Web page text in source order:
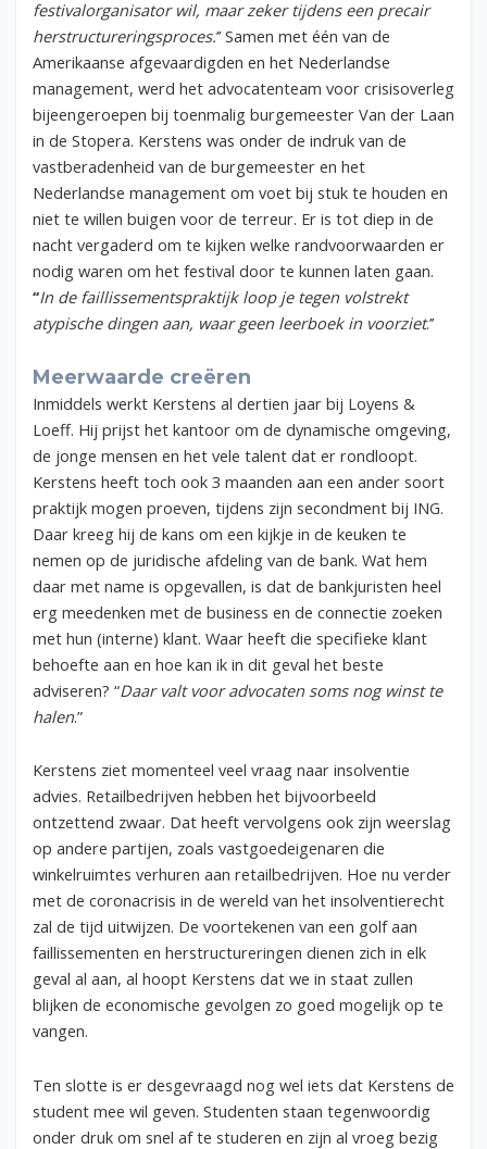
festivalorganisator wil, maar zeker tijdens een precair
herstructureringsproces.’’ Samen met één van de
Amerikaanse afgevaardigden en het Nederlandse
management, werd het advocatenteam voor crisisoverleg
bijeengeroepen bij toenmalig burgemeester Van der Laan
in de Stopera. Kerstens was onder de indruk van de
vastberadenheid van de burgemeester en het
Nederlandse management om voet bij stuk te houden en
niet te willen buigen voor de terreur. Er is tot diep in de
nacht vergaderd om te kijken welke randvoorwaarden er
nodig waren om het festival door te kunnen laten gaan.
‘‘In de faillissementspraktijk loop je tegen volstrekt
atypische dingen aan, waar geen leerboek in voorziet.’’
Meerwaarde creëren
Inmiddels werkt Kerstens al dertien jaar bij Loyens &
Loeff. Hij prijst het kantoor om de dynamische omgeving,
de jonge mensen en het vele talent dat er rondloopt.
Kerstens heeft toch ook 3 maanden aan een ander soort
praktijk mogen proeven, tijdens zijn secondment bij ING.
Daar kreeg hij de kans om een kijkje in de keuken te
nemen op de juridische afdeling van de bank. Wat hem
daar met name is opgevallen, is dat de bankjuristen heel
erg meedenken met de business en de connectie zoeken
met hun (interne) klant. Waar heeft die specifieke klant
behoefte aan en hoe kan ik in dit geval het beste
adviseren? “Daar valt voor advocaten soms nog winst te
halen.”
Kerstens ziet momenteel veel vraag naar insolventie
advies. Retailbedrijven hebben het bijvoorbeeld
ontzettend zwaar. Dat heeft vervolgens ook zijn weerslag
op andere partijen, zoals vastgoedeigenaren die
winkelruimtes verhuren aan retailbedrijven. Hoe nu verder
met de coronacrisis in de wereld van het insolventierecht
zal de tijd uitwijzen. De voortekenen van een golf aan
faillissementen en herstructureringen dienen zich in elk
geval al aan, al hoopt Kerstens dat we in staat zullen
blijken de economische gevolgen zo goed mogelijk op te
vangen.
Ten slotte is er desgevraagd nog wel iets dat Kerstens de
student mee wil geven. Studenten staan tegenwoordig
onder druk om snel af te studeren en zijn al vroeg bezig